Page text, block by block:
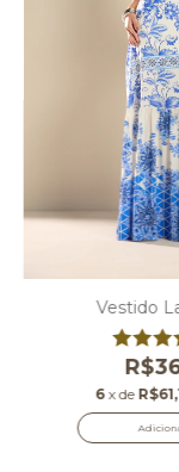
Vestido
6 x de